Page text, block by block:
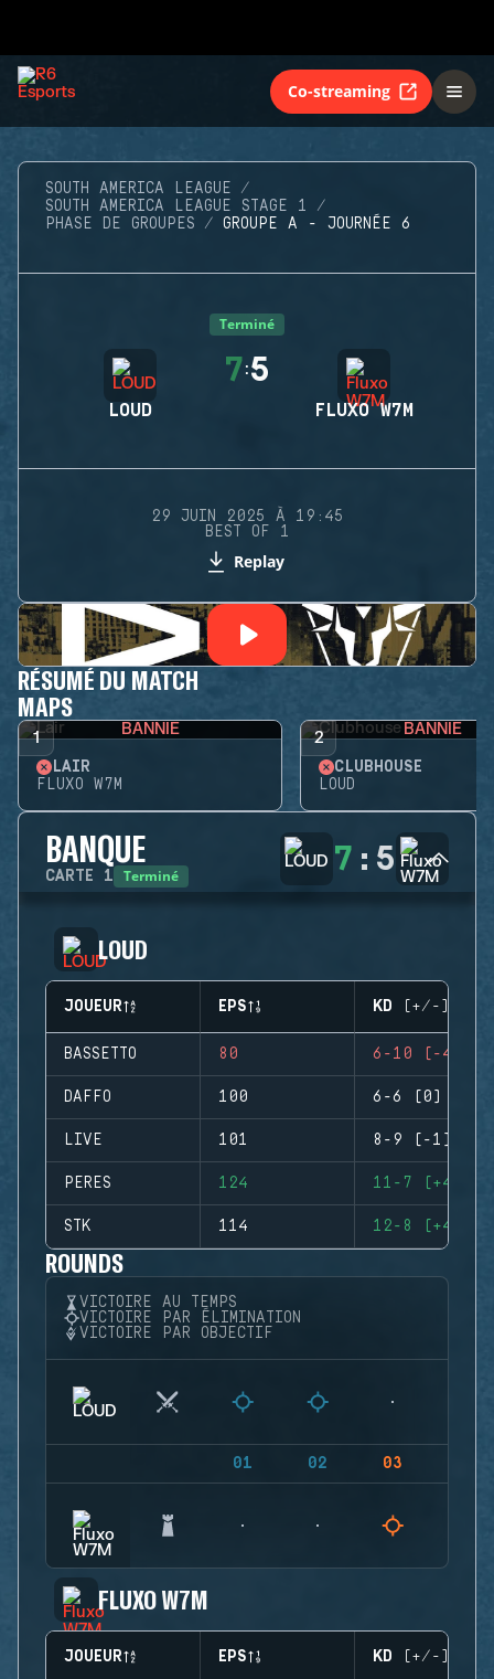
Co-streaming
SOUTH AMERICA LEAGUE
SOUTH AMERICA LEAGUE STAGE 1
PHASE DE GROUPES
GROUPE A - JOURNÉE 6
Terminé
LOUD
7:5
FLUXO W7M
29 JUIN 2025 À 19:45
BEST OF 1
Replay
RÉSUMÉ DU MATCH
MAPS
1 BANNIE
LAIR
FLUXO W7M
2 BANNIE
CLUBHOUSE
LOUD
BANQUE
CARTE 1 Terminé 7 : 5
LOUD
JOUEUR EPS KD (+/-)
BASSETTO 80 6-10 (-4)
DAFFO 100 6-6 (0)
LIVE 101 8-9 (-1)
PERES 124 11-7 (+4)
STK 114 12-8 (+4)
ROUNDS
VICTOIRE AU TEMPS
VICTOIRE PAR ÉLIMINATION
VICTOIRE PAR OBJECTIF
01 02 03
FLUXO W7M
JOUEUR EPS KD (+/-)